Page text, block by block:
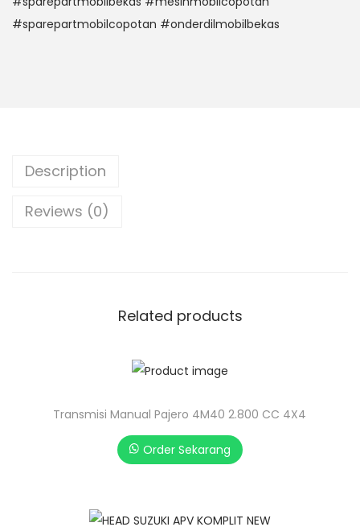
#sparepartmobilcopotan #onderdilmobilbekas
Description
Reviews (0)
Related products
Transmisi Manual Pajero 4M40 2.800 CC 4X4
Order Sekarang